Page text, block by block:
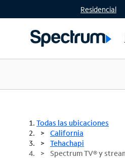
Residencial
Todas las ubicaciones
California
Tehachapi
Spectrum TV® y